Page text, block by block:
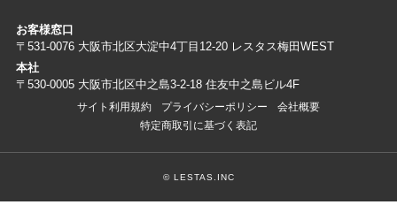
お客様窓口
〒531-0076 大阪市北区大淀中4丁目12-20 レスタス梅田WEST
本社
〒530-0005 大阪市北区中之島3-2-18 住友中之島ビル4F
サイト利用規約 プライバシーポリシー
会社概要
特定商取引に基づく表記
© LESTAS.INC